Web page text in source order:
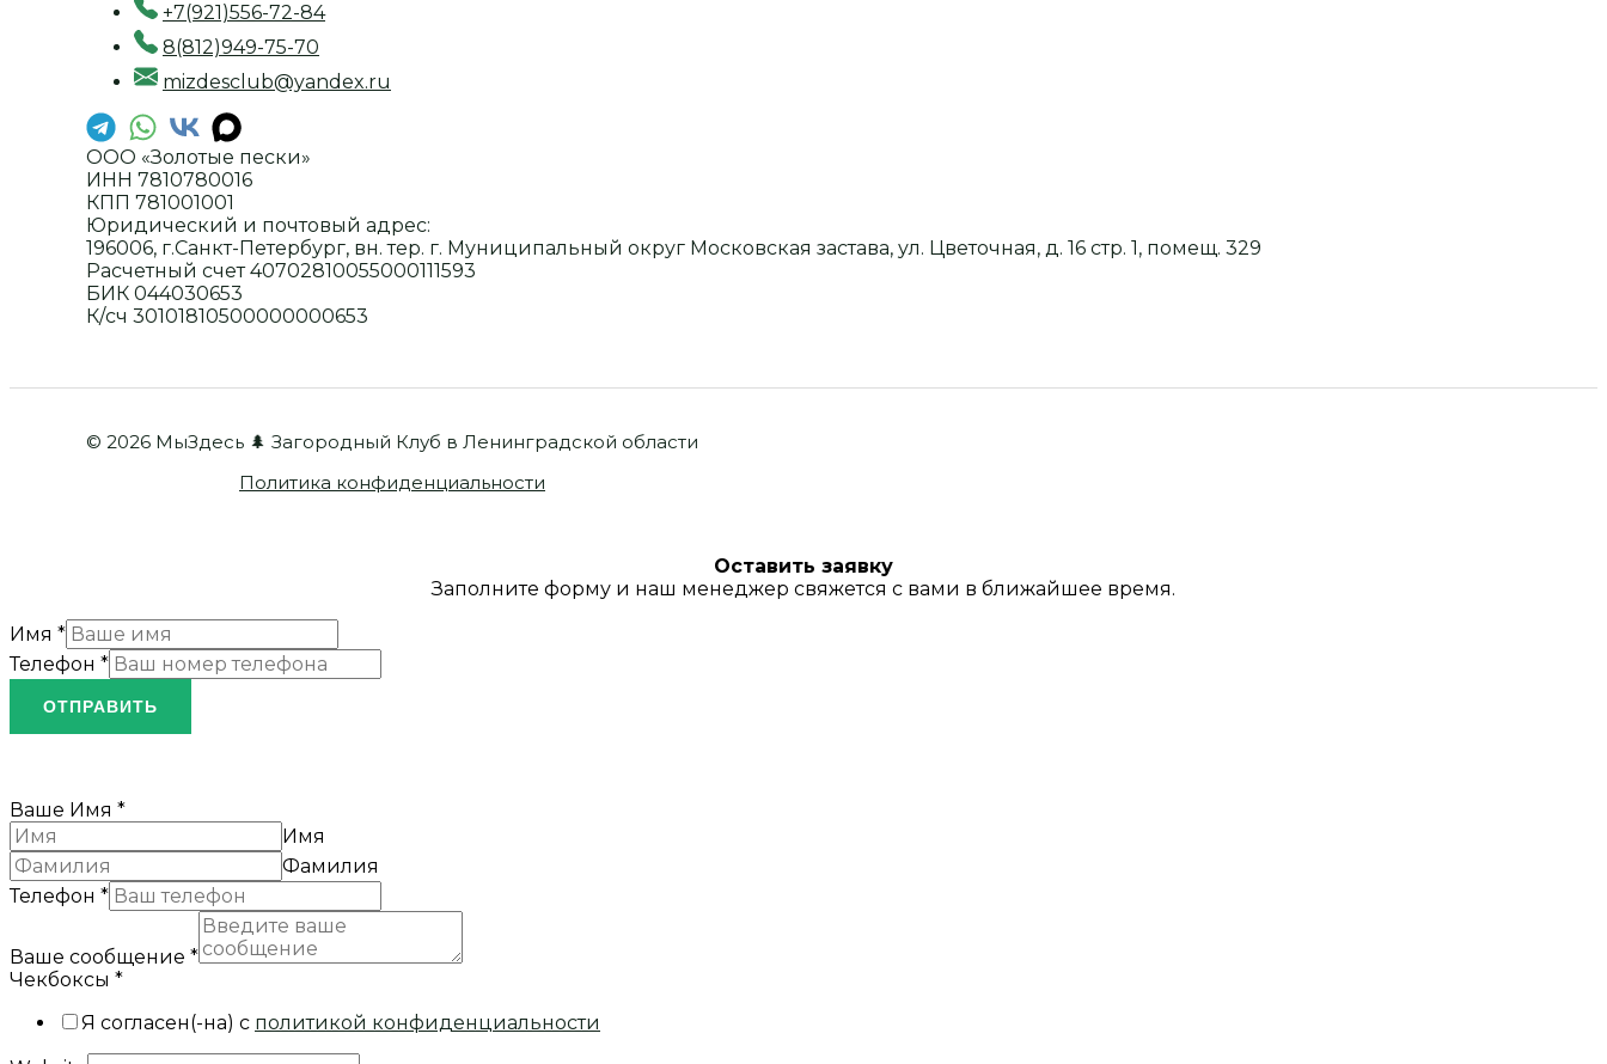
+7(921)556-72-84
8(812)949-75-70
mizdesclub@yandex.ru
ООО «Золотые пески»
ИНН 7810780016
КПП 781001001
Юридический и почтовый адрес:
196006, г.Санкт-Петербург, вн. тер. г. Муниципальный округ Московская застава, ул. Цветочная, д. 16 стр. 1, помещ. 329
Расчетный счет 40702810055000111593
БИК 044030653
К/сч 30101810500000000653
© 2026 МыЗдесь 🌲 Загородный Клуб в Ленинградской области
Политика конфиденциальности
Оставить заявку
Заполните форму и наш менеджер свяжется с вами в ближайшее время.
Имя *
Телефон *
ОТПРАВИТЬ
Ваше Имя *
Имя
Фамилия
Телефон *
Ваше сообщение *
Чекбоксы *
Я согласен(-на) с политикой конфиденциальности